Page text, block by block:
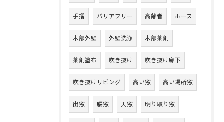
手摺 バリアフリー 高齢者 ホース
木部外壁 外壁洗浄 木部薬剤
薬剤塗布 吹き抜け 吹き抜け廊下
吹き抜けリビング 高い窓 高い場所窓
出窓 腰窓 天窓 明り取り窓